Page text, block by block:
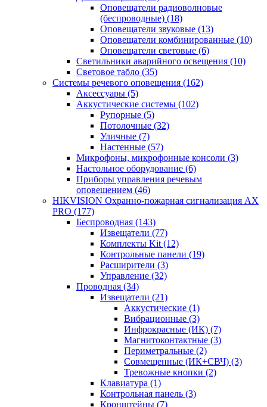
Оповещатели радиоволновые
(беспроводные) (18)
Оповещатели звуковые (13)
Оповещатели комбинированные (10)
Оповещатели световые (6)
Светильники аварийного освещения (10)
Световое табло (35)
Системы речевого оповещения (162)
Аксессуары (5)
Аккустические системы (102)
Рупорные (5)
Потолочные (32)
Уличные (7)
Настенные (57)
Микрофоны, микрофонные консоли (3)
Настольное оборудование (6)
Приборы управления речевым
оповещением (46)
HIKVISION Охранно-пожарная сигнализация AX
PRO (177)
Беспроводная (143)
Извещатели (77)
Комплекты Kit (12)
Контрольные панели (19)
Расширители (3)
Управление (32)
Проводная (34)
Извещатели (21)
Аккустические (1)
Вибрационные (3)
Инфрокрасные (ИК) (7)
Магнитоконтактные (3)
Периметральные (2)
Совмещенные (ИК+СВЧ) (3)
Тревожные кнопки (2)
Клавиатура (1)
Контрольная панель (3)
Кронштейны (7)